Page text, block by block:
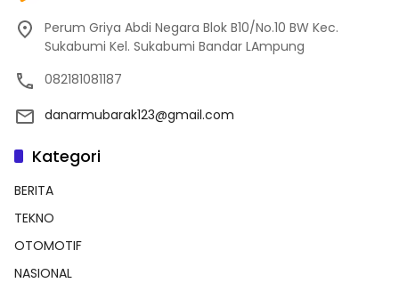
Perum Griya Abdi Negara Blok B10/No.10 BW Kec.
Sukabumi Kel. Sukabumi Bandar LAmpung
082181081187
danarmubarak123@gmail.com
Kategori
BERITA
TEKNO
OTOMOTIF
NASIONAL